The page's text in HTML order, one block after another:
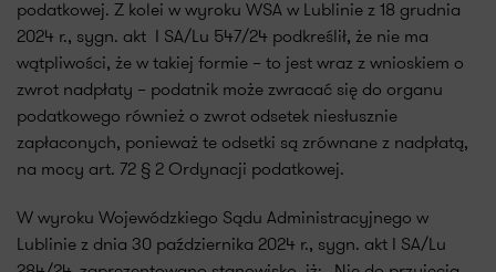
podatkowej. Z kolei w wyroku WSA w Lublinie z 18 grudnia
2024 r., sygn. akt I SA/Lu 547/24 podkreślił, że nie ma
wątpliwości, że w takiej formie – to jest wraz z wnioskiem o
zwrot nadpłaty – podatnik może zwracać się do organu
podatkowego również o zwrot odsetek niesłusznie
zapłaconych, ponieważ te odsetki są zrównane z nadpłatą,
na mocy art. 72 § 2 Ordynacji podatkowej.
W wyroku Wojewódzkiego Sądu Administracyjnego w
Lublinie z dnia 30 października 2024 r., sygn. akt I SA/Lu